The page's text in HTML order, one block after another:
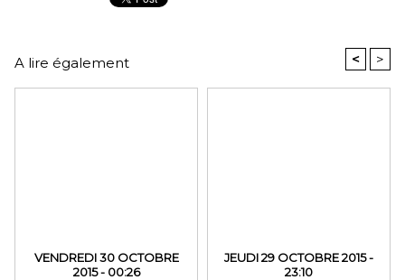
A lire également < >
VENDREDI 30 OCTOBRE
2015 - 00:26
JEUDI 29 OCTOBRE 2015 -
23:10